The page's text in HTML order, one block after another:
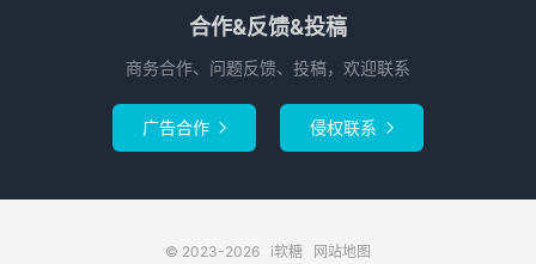
合作&反馈&投稿
商务合作、问题反馈、投稿，欢迎联系
广告合作  侵权联系 
© 2023-2026 i软糖
网站地图